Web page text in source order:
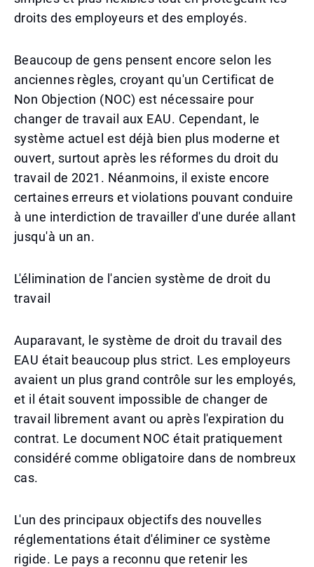
droits des employeurs et des employés.
Beaucoup de gens pensent encore selon les
anciennes règles, croyant qu'un Certificat de
Non Objection (NOC) est nécessaire pour
changer de travail aux EAU. Cependant, le
système actuel est déjà bien plus moderne et
ouvert, surtout après les réformes du droit du
travail de 2021. Néanmoins, il existe encore
certaines erreurs et violations pouvant conduire
à une interdiction de travailler d'une durée allant
jusqu'à un an.
L'élimination de l'ancien système de droit du
travail
Auparavant, le système de droit du travail des
EAU était beaucoup plus strict. Les employeurs
avaient un plus grand contrôle sur les employés,
et il était souvent impossible de changer de
travail librement avant ou après l'expiration du
contrat. Le document NOC était pratiquement
considéré comme obligatoire dans de nombreux
cas.
L'un des principaux objectifs des nouvelles
réglementations était d'éliminer ce système
rigide. Le pays a reconnu que retenir les